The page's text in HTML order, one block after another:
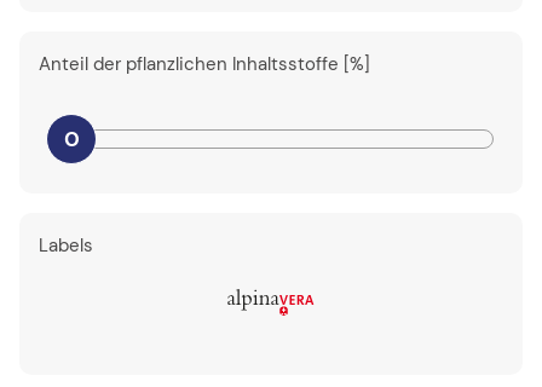
Anteil der pflanzlichen Inhaltsstoffe [%]
0
Labels